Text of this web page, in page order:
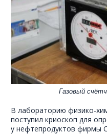
Газовый
В лабораторию физико-
поступил криоскоп для
у нефтепродуктов фирмы